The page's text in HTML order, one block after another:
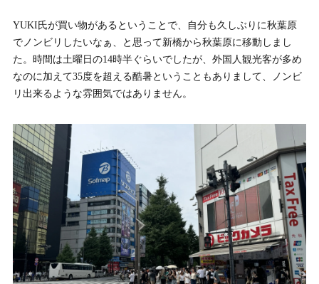
YUKI氏が買い物があるということで、自分も久しぶりに秋葉原
でノンビリしたいなぁ、と思って新橋から秋葉原に移動しまし
た。時間は土曜日の14時半ぐらいでしたが、外国人観光客が多め
なのに加えて35度を超える酷暑ということもありまして、ノンビ
リ出来るような雰囲気ではありません。